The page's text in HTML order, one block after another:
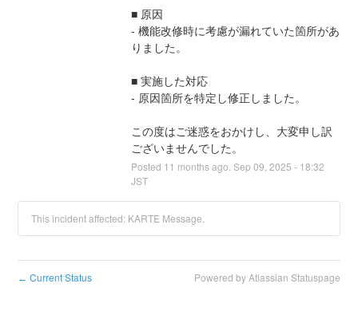
■ 原因
- 機能改修時に考慮が漏れていた箇所があ
りました。
■ 実施した対応
- 原因箇所を特定し修正しました。
この度はご迷惑をおかけし、大変申し訳
ございませんでした。
Posted 11 months ago. Sep 09 2025 - 18:32
JST
This incident affected: KARTE Message.
← Current Status Powered by Atlassian Statuspage